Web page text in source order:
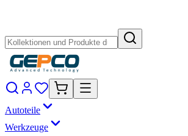
Autoteile
Werkzeuge